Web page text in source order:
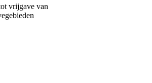
vrijgave van